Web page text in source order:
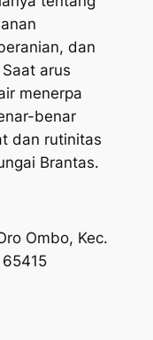
dan
arus
menerpa
benar
dan rutinitas
Brantas.
Ombo, Kec.